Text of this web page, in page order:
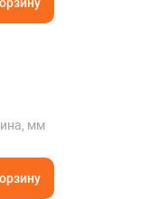
мм